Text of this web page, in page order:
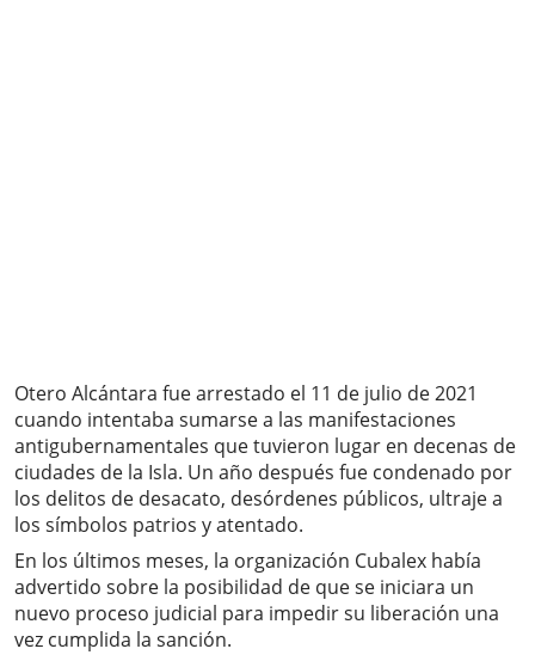
Otero Alcántara fue arrestado el 11 de julio de 2021
cuando intentaba sumarse a las manifestaciones
antigubernamentales que tuvieron lugar en decenas de
ciudades de la Isla. Un año después fue condenado por
los delitos de desacato, desórdenes públicos, ultraje a
los símbolos patrios y atentado.
En los últimos meses, la organización Cubalex había
advertido sobre la posibilidad de que se iniciara un
nuevo proceso judicial para impedir su liberación una
vez cumplida la sanción.